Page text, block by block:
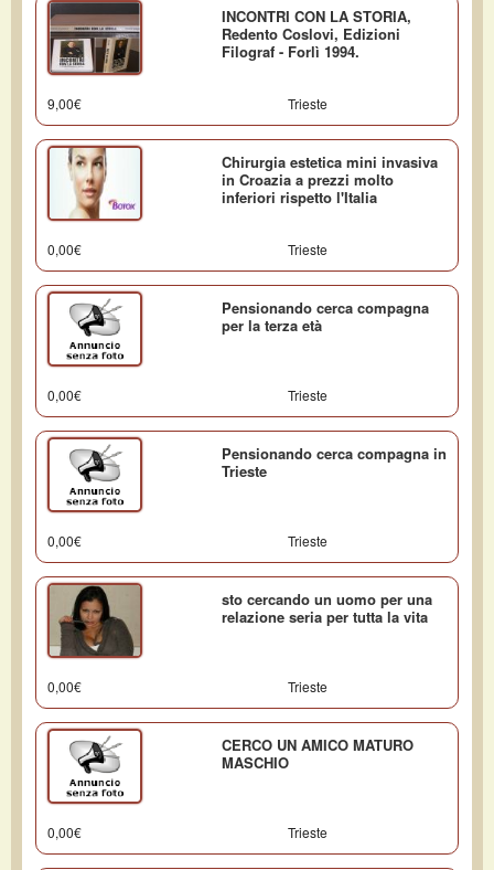
INCONTRI CON LA STORIA,
Redento Coslovi, Edizioni
Filograf - Forlì 1994.
9,00€ Trieste
Chirurgia estetica mini invasiva
in Croazia a prezzi molto
inferiori rispetto l'Italia
0,00€ Trieste
Pensionando cerca compagna
per la terza età
0,00€ Trieste
Pensionando cerca compagna in
Trieste
0,00€ Trieste
sto cercando un uomo per una
relazione seria per tutta la vita
0,00€ Trieste
CERCO UN AMICO MATURO
MASCHIO
0,00€ Trieste